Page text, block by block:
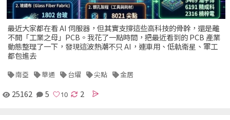
最近大家都在看 AI 伺服器，但其實支撐這些高科技的骨幹，還是離
不開「工業之母」PCB。我花了一點時間，把最近看到的 PCB 產業
動態整理了一下，發現這波熱潮不只 AI，連車用、低軌衛星、軍工
都包進去
南亞 華通 台燿 尖點 金居
25162 5 2